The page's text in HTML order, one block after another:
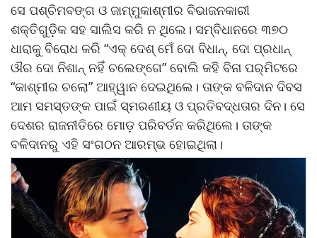
ସେ ପଶ୍ଚିମବଙ୍ଗ ଓ ଜାମ୍ମୁକାଶ୍ମୀର ବିଭାଜନକାରୀ
ଶକ୍ତିଗୁଡ଼ିକ ସହ ସାଲିସ କରି ନ ଥିଲେ। ସମ୍ବିଧାନରେ ୩୭୦
ଧାରାକୁ ବିରୋଧ କରି “ଏକ୍ ଦେଶ୍ ମେଁ ଦୋ ବିଧାନ୍‌, ଦୋ ପ୍ରଧାନ୍
ଔର ଦୋ ନିଶାନ୍ ନହିଁ ଚଲେଙ୍ଗେ” ବୋଲି କହି ବିନା ପର୍‌ମିଟରେ
“କାଶ୍ମୀର ଚଲୋ” ଆହ୍ୱାନ ଦେଇଥିଲେ। ତାଙ୍କ ବଳିଦାନ ଦିବସ
ଆମ ସମସ୍ତଙ୍କ ପାଇଁ ସ୍ମରଣୀୟ ଓ ପ୍ରତିବଦ୍ଧତାର ଦିନ। ସେ
ଦେଶର ରାଜନୀତିରେ ମୋଡ଼ ପରିବର୍ତନ କରିଥିଲେ। ତାଙ୍କ
ବଳିଦାନରୁ ଏହି ସଂଗଠନ ଆରମ୍ଭ ହୋଇଥିଲା।